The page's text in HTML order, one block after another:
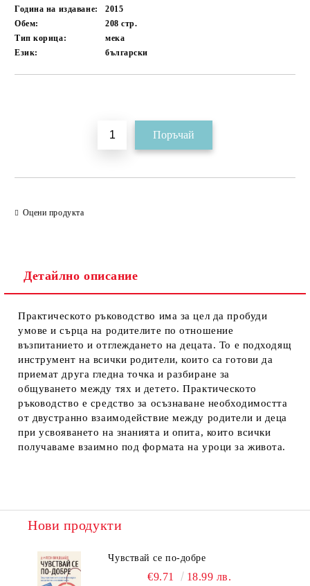
Година на издаване:
2015
Обем:
208стр.
Тип корица:
мека
Език:
български
Оцени продукта
Детайлно описание
Практическото ръководство има за цел да пробуди
умове и сърца на родителите по отношение
възпитанието и отглеждането на децата. То е подходящ
инструмент на всички родители, които са готови да
приемат друга гледна точка и разбиране за
общуването между тях и детето. Практическото
ръководство е средство за осъзнаване необходимостта
от двустранно взаимодействие между родители и деца
при усвояването на знанията и опита, които всички
получаваме взаимно под формата на уроци за живота.
Нови продукти
Чувствай се по-добре
€9.71 18.99 лв.